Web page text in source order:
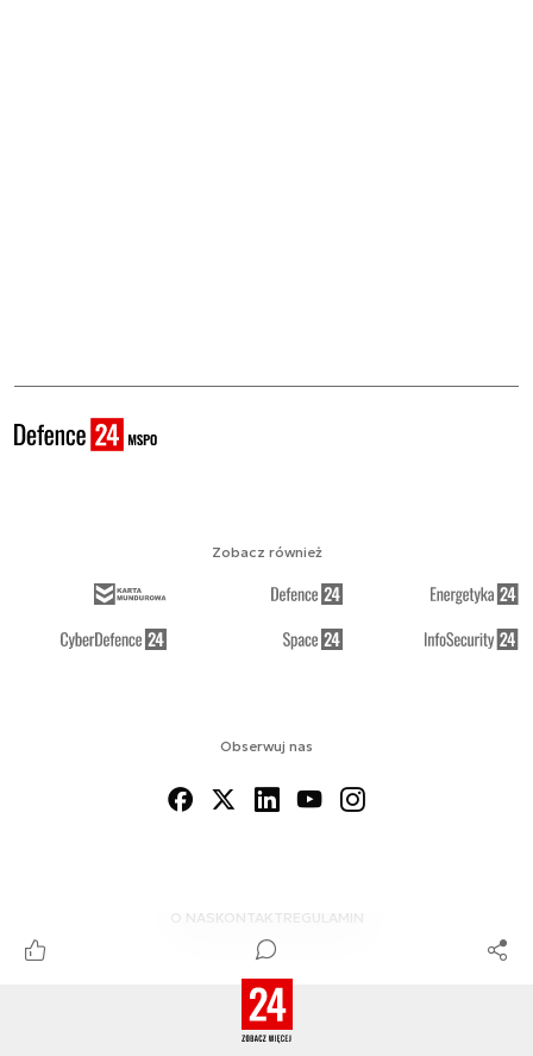
Obserwuj nas
O NAS KONTAKTREGULAMIN
Zobacz również
© 2012-2026 MSPO DEFENCE24